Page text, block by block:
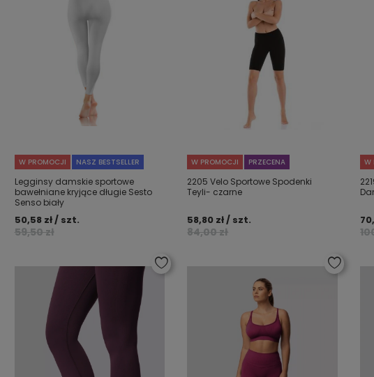
W PROMOCJI NASZ BESTSELLER
Legginsy damskie sportowe
bawełniane kryjące długie Sesto
Senso biały
59,50 zł
50,58 zł / szt.
W PROMOCJI PRZECENA
2205 Velo Sportowe Spodenki
Teyli- czarne
84,00 zł
58,80 zł / szt.
W